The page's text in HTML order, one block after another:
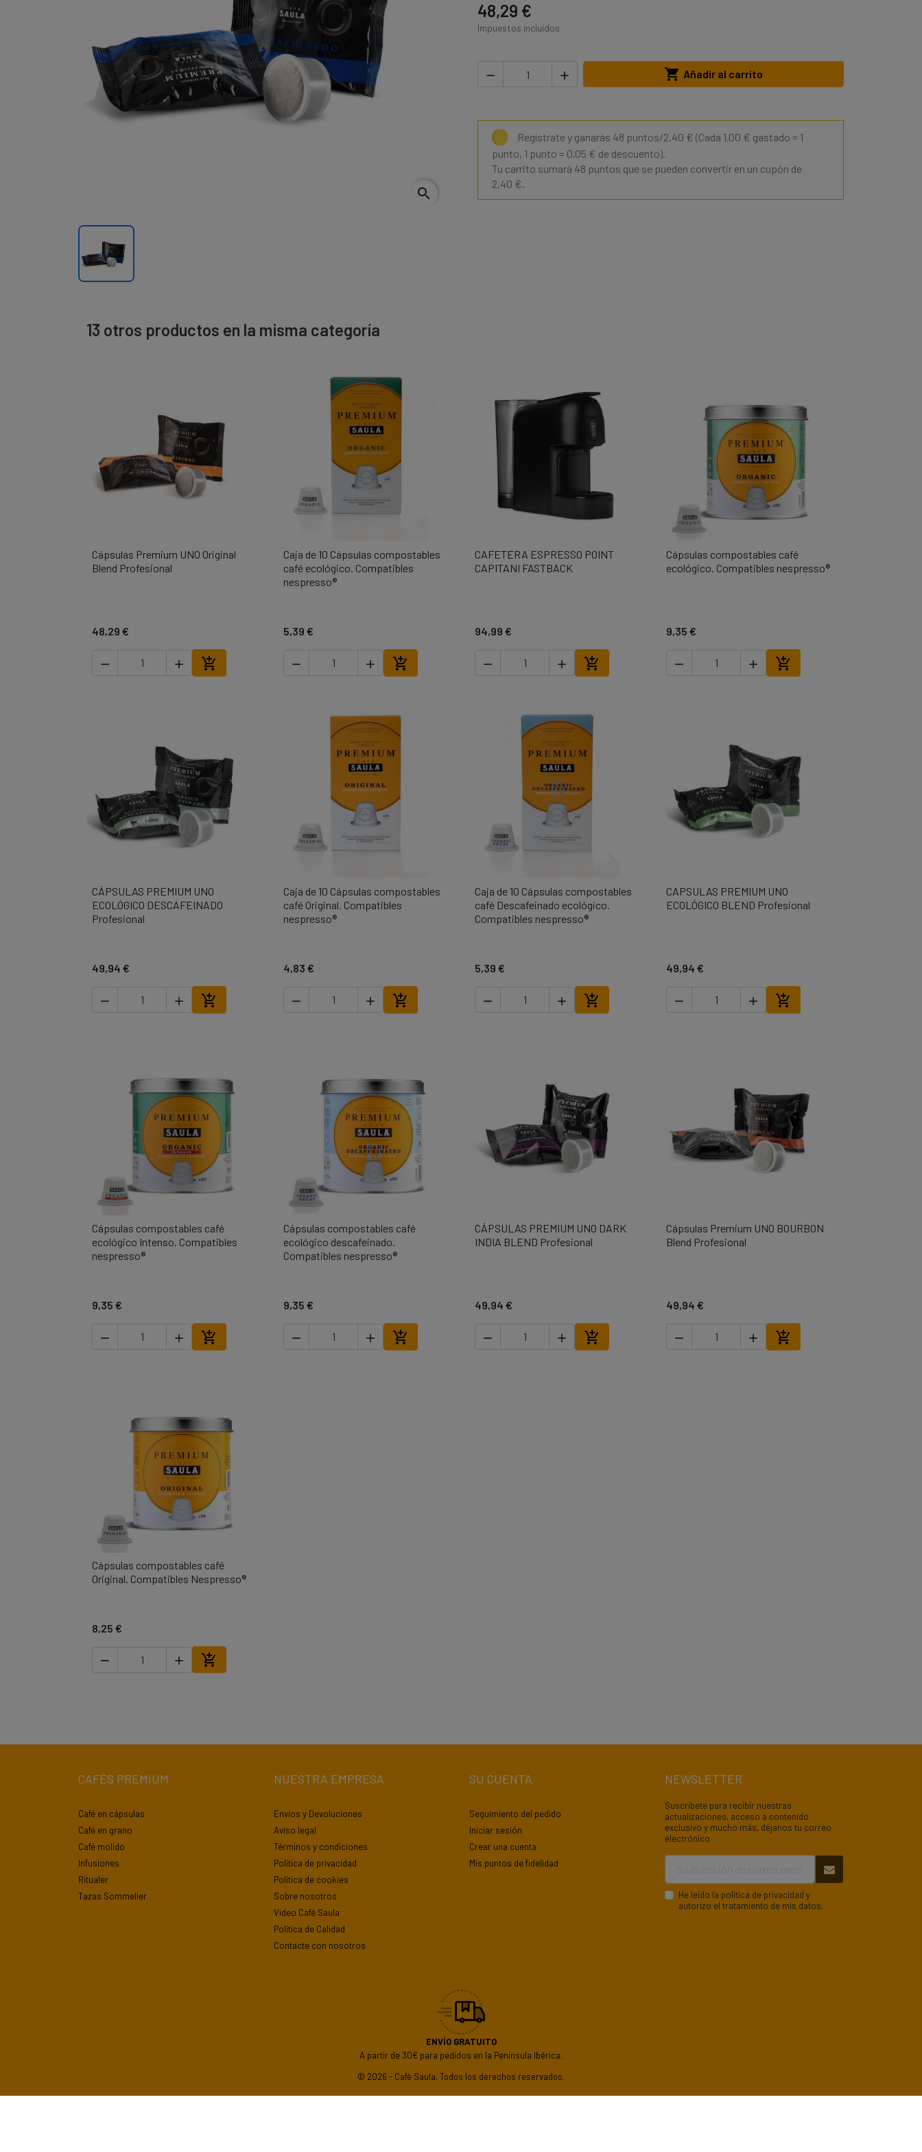
search
48,29 €
Impuestos incluidos
   Añadir al carrito
Regístrate y ganarás 48 puntos/2,40 € (Cada 1,00 € gastado = 1
punto, 1 punto = 0,05 € de descuento).
Tu carrito sumará 48 puntos que se pueden convertir en un cupón de
2,40 €.
13 otros productos en la misma categoría
 Vista rápida
Cápsulas Premium UNO Original
Blend Profesional
48,29 €
  
Añadir al carrito
 Vista rápida
Caja de 10 Cápsulas compostables
café ecológico. Compatibles
nespresso®
5,39 €
  
Añadir al carrito
 Vista rápida
CAFETERA ESPRESSO POINT
CAPITANI FASTBACK
94,99 €
  
Añadir al carrito
 Vista rápida
Cápsulas compostables café
ecológico. Compatibles nespresso®
9,35 €
  
Añadir al carrito
 Vista rápida
CÁPSULAS PREMIUM UNO
ECOLÓGICO DESCAFEINADO
Profesional
49,94 €
  
Añadir al carrito
 Vista rápida
Caja de 10 Cápsulas compostables
café Original. Compatibles
nespresso®
4,83 €
  
Añadir al carrito
 Vista rápida
Caja de 10 Cápsulas compostables
café Descafeinado ecológico.
Compatibles nespresso®
5,39 €
  
Añadir al carrito
 Vista rápida
CAPSULAS PREMIUM UNO
ECOLÓGICO BLEND Profesional
49,94 €
  
Añadir al carrito
 Vista rápida
Cápsulas compostables café
ecológico Intenso. Compatibles
nespresso®
9,35 €
  
Añadir al carrito
 Vista rápida
Cápsulas compostables café
ecológico descafeinado.
Compatibles nespresso®
9,35 €
  
Añadir al carrito
 Vista rápida
CÁPSULAS PREMIUM UNO DARK
INDIA BLEND Profesional
49,94 €
  
Añadir al carrito
 Vista rápida
Cápsulas Premium UNO BOURBON
Blend Profesional
49,94 €
  
Añadir al carrito
 Vista rápida
Cápsulas compostables café
Original. Compatibles Nespresso®
8,25 €
  
Añadir al carrito
CAFÉS PREMIUM
Café en cápsulas
Café en grano
Café molido
Infusiones
Ritualer
Tazas Sommelier
NUESTRA EMPRESA
Envíos y Devoluciones
Aviso legal
Términos y condiciones
Política de privacidad
Política de cookies
Sobre nosotros
Video Café Saula
Política de Calidad
Contacte con nosotros
SU CUENTA
Seguimiento del pedido
Iniciar sesión
Crear una cuenta
Mis puntos de fidelidad
NEWSLETTER
Suscríbete para recibir nuestras
actualizaciones, acceso a contenido
exclusivo y mucho más, déjanos tu correo
electrónico
He leído la política de privacidad y
autorizo el tratamiento de mis datos.
ENVÍO GRATUITO
A partir de 30€ para pedidos en la Península Ibérica.
© 2026 - Cafè Saula. Todos los derechos reservados.